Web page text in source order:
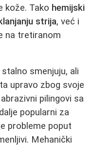
kože. Tako hemijski
strija, već i
na tretiranom
smenjuju, ali
upravo zbog svoje
pilingovi sa
popularni za
probleme poput
Mehanički